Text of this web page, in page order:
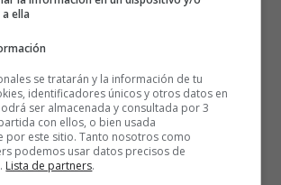
ella
se tratarán y la información de tu
identificadores únicos y otros datos en
ser almacenada y consultada por 3
con ellos, o bien usada
por este sitio. Tanto nosotros como
podemos usar datos precisos de
Lista de partners.